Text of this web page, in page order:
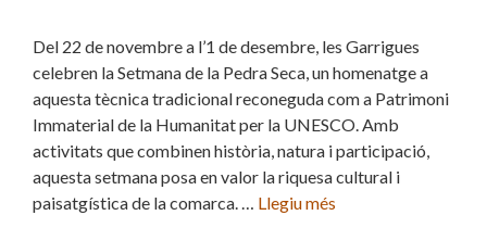
Del 22 de novembre a l’1 de desembre, les Garrigues
celebren la Setmana de la Pedra Seca, un homenatge a
aquesta tècnica tradicional reconeguda com a Patrimoni
Immaterial de la Humanitat per la UNESCO. Amb
activitats que combinen història, natura i participació,
aquesta setmana posa en valor la riquesa cultural i
paisatgística de la comarca. … Llegiu més